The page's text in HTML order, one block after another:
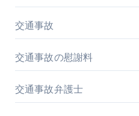
交通事故
交通事故の慰謝料
交通事故弁護士